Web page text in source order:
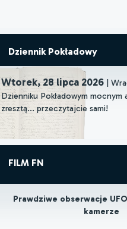
Dziennik Pokładowy
Wtorek, 28 lipca 2026|
Dzienniku Pokładowym mocnym
zresztą... przeczytajcie sami!
FILM FN
Prawdziwe obserwacje
kamerze